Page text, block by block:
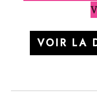
VOIR LA